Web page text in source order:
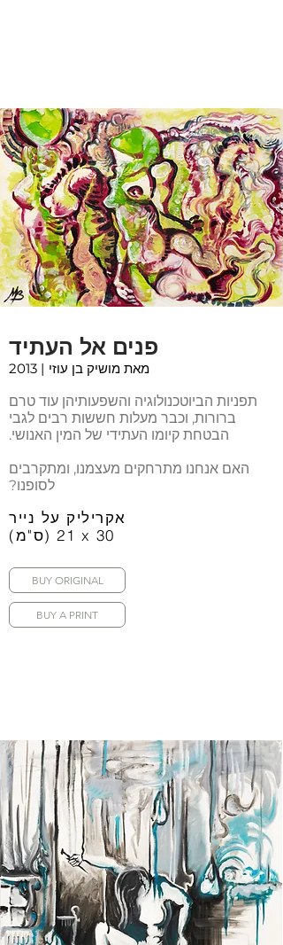
פנים אל העתיד
מאת מושיק בן עוזי | 2013
תפניות הביוטכנולוגיה והשפעותיהן עוד טרם
ברורות, וכבר מעלות חששות רבים לגבי
הבטחת קיומו העתידי של המין האנושי.
האם אנחנו מתרחקים מעצמנו, ומתקרבים
לסופנו?
אקריליק על נייר
(ס"מ) 21 x 30
BUY ORIGINAL
BUY A PRINT